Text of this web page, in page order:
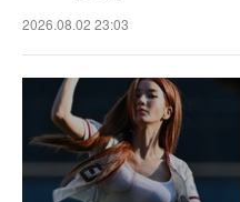
2026.08.02 23:03